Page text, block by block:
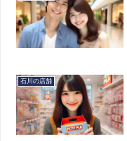
石川の店舗